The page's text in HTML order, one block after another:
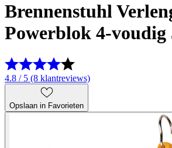
Brennenstuhl
Powerblok 4-voudig
4.8 / 5 (8 klantreviews)
Opslaan in Favorieten